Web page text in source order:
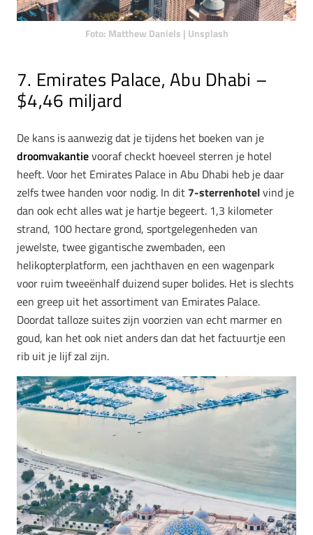
Foto: Matthew Daniels | Unsplash
7. Emirates Palace, Abu Dhabi –
$4,46 miljard
De kans is aanwezig dat je tijdens het boeken van je
droomvakantievooraf checkt hoeveel sterren je hotel
heeft. Voor het Emirates Palace in Abu Dhabi heb je daar
zelfs twee handen voor nodig. In dit 7-sterrenhotelvind je
dan ook echt alles wat je hartje begeert. 1,3 kilometer
strand, 100 hectare grond, sportgelegenheden van
jewelste, twee gigantische zwembaden, een
helikopterplatform, een jachthaven en een wagenpark
voor ruim tweeënhalf duizend super bolides. Het is slechts
een greep uit het assortiment van Emirates Palace.
Doordat talloze suites zijn voorzien van echt marmer en
goud, kan het ook niet anders dan dat het factuurtje een
rib uit je lijf zal zijn.